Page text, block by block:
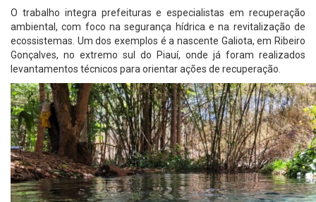
O trabalho integra prefeituras e especialistas em recuperação
ambiental, com foco na segurança hídrica e na revitalização de
ecossistemas. Um dos exemplos é a nascente Galiota, em Ribeiro
Gonçalves, no extremo sul do Piauí, onde já foram realizados
levantamentos técnicos para orientar ações de recuperação.